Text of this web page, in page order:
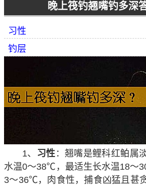
晚上筏钓翘嘴钓多深
习性
钓层
1、 习性 ：翘嘴是鲤科红鲌属
水温0～38℃，最适生长水温18～
3～36℃，肉食性，捕食凶猛且甚